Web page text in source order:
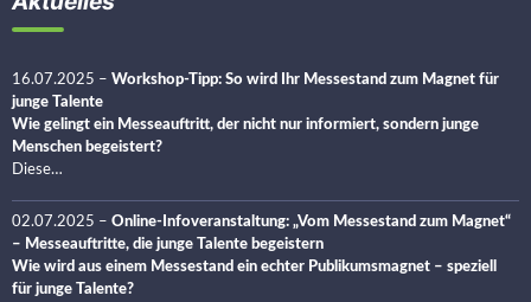
16.07.2025 – Workshop-Tipp: So wird Ihr Messestand zum Magnet für
junge Talente
Wie gelingt ein Messeauftritt, der nicht nur informiert, sondern junge
Menschen begeistert?
Diese…
02.07.2025 – Online-Infoveranstaltung: „Vom Messestand zum Magnet“
– Messeauftritte, die junge Talente begeistern
Wie wird aus einem Messestand ein echter Publikumsmagnet – speziell
für junge Talente?